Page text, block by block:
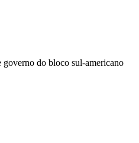
governo do bloco sul-americano